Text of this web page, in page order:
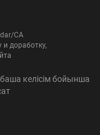
CA
доработку,
келісім бойынша